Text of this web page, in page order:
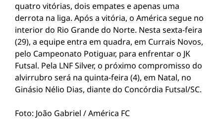
quatro vitórias, dois empates e apenas uma
derrota na liga. Após a vitória, o América segue no
interior do Rio Grande do Norte. Nesta sexta-feira
(29), a equipe entra em quadra, em Currais Novos,
pelo Campeonato Potiguar, para enfrentar o JK
Futsal. Pela LNF Silver, o próximo compromisso do
alvirrubro será na quinta-feira (4), em Natal, no
Ginásio Nélio Dias, diante do Concórdia Futsal/SC.
Foto: João Gabriel / América FC